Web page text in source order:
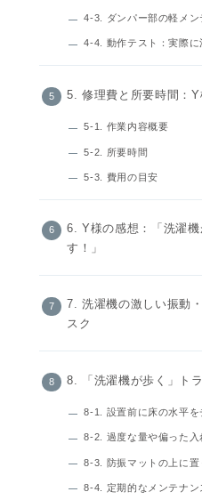
4-3. ダンパー部の軽メン
4-4. 動作テスト：実際
5. 修理費と所要時間：Y
5-1. 作業内容概要
5-2. 所要時間
5-3. 費用の目安
6. Y様の感想：「洗濯
す！」
7. 洗濯機の激しい振動
スク
8. 「洗濯機が歩く」ト
8-1. 設置前に床の水平を
8-2. 過度な量や偏った入
8-3. 防振マットの上に置
8-4. 定期的なメンテナン